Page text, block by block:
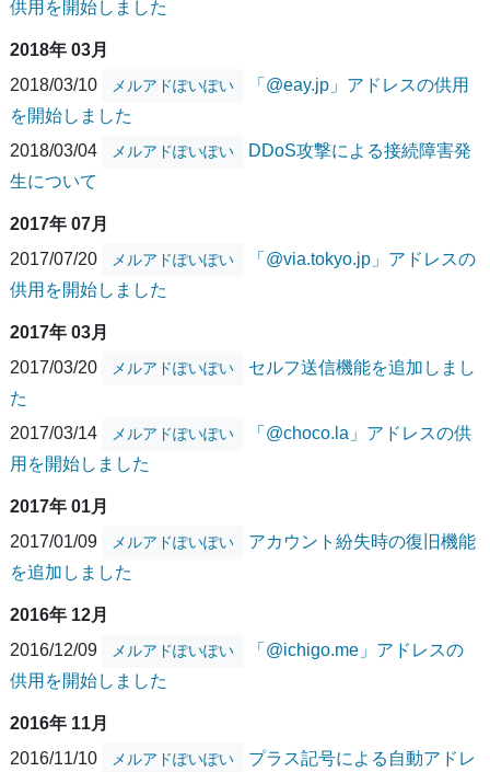
供用を開始しました
2018年 03月
2018/03/10
メルアドぽいぽい
「@eay.jp」アドレスの供用
を開始しました
2018/03/04
メルアドぽいぽい
DDoS攻撃による接続障害発
生について
2017年 07月
2017/07/20
メルアドぽいぽい
「@via.tokyo.jp」アドレスの
供用を開始しました
2017年 03月
2017/03/20
メルアドぽいぽい
セルフ送信機能を追加しまし
た
2017/03/14
メルアドぽいぽい
「@choco.la」アドレスの供
用を開始しました
2017年 01月
2017/01/09
メルアドぽいぽい
アカウント紛失時の復旧機能
を追加しました
2016年 12月
2016/12/09
メルアドぽいぽい
「@ichigo.me」アドレスの
供用を開始しました
2016年 11月
2016/11/10
メルアドぽいぽい
プラス記号による自動アドレ